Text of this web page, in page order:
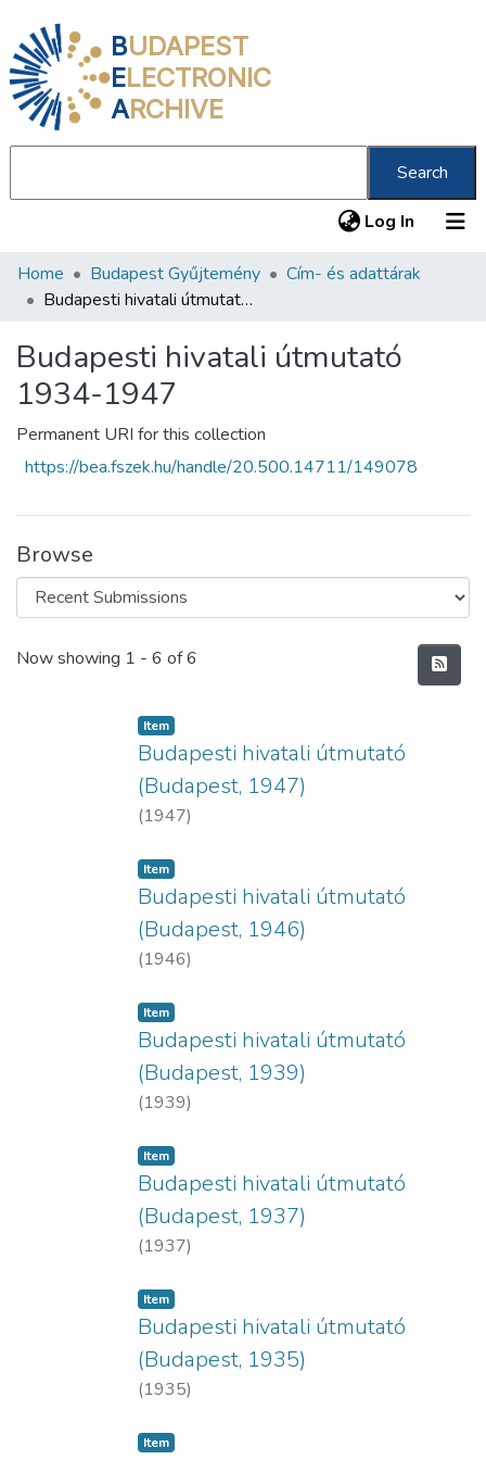
BUDAPEST
ELECTRONIC
ARCHIVE
Search
Log In (current)
Communities & Collections
Statistics
About us
Home Budapest Gyűjtemény
Cím- és adattárak
Budapesti hivatali útmutató 1934-1947
Budapesti hivatali útmutató
1934-1947
Permanent URI for this collection
https://bea.fszek.hu/handle/20.500.14711/149078
Browse
Recent Submissions
Now showing 1 - 6 of 6
Item
Budapesti hivatali útmutató
(Budapest, 1947)
(1947)
Item
Budapesti hivatali útmutató
(Budapest, 1946)
(1946)
Item
Budapesti hivatali útmutató
(Budapest, 1939)
(1939)
Item
Budapesti hivatali útmutató
(Budapest, 1937)
(1937)
Item
Budapesti hivatali útmutató
(Budapest, 1935)
(1935)
Item